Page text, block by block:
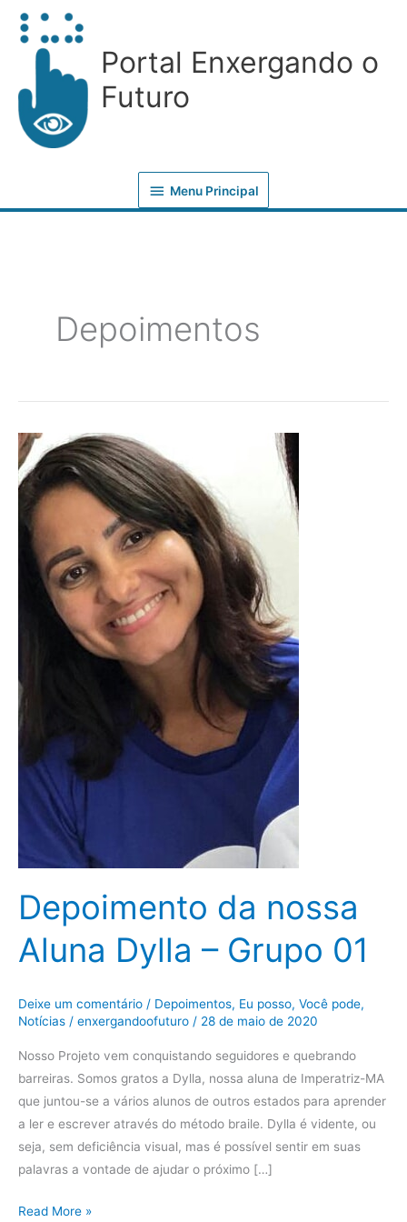
para
Portal Enxergando o
Futuro
Principal
Menu Principal
Depoimentos
Depoimento da nossa
Aluna Dylla – Grupo 01
Deixe um comentário / Depoimentos, Eu posso, Você pode,
Notícias / enxergandoofuturo / 28 de maio de 2020
Nosso Projeto vem conquistando seguidores e quebrando
barreiras. Somos gratos a Dylla, nossa aluna de Imperatriz-MA
que juntou-se a vários alunos de outros estados para aprender
a ler e escrever através do método braile. Dylla é vidente, ou
seja, sem deficiência visual, mas é possível sentir em suas
palavras a vontade de ajudar o próximo […]
Depoimento
da
nossa
Aluna
Dylla
Grupo
Read More »